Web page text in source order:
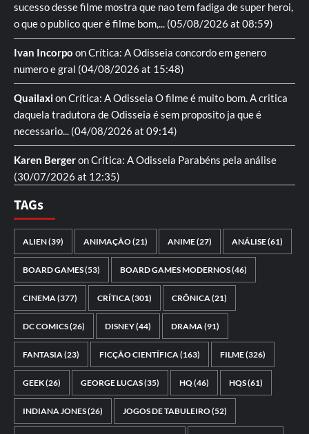
sucesso desse filme mostra que nao tem fadiga de super heroi,
o que o publico quer é filme bom,... (05/08/2026 at 08:59)
Ivan Incorpo onCrítica: A Odisseia concordo em genero
numero e gral (04/08/2026 at 15:48)
QuailaxionCrítica: A Odisseia O filme é muito bom. A critica
daquela tradutora de Odisseia é sem proposito ja que é
necessario... (04/08/2026 at 09:14)
Karen BergeronCrítica: A Odisseia Parabéns pela análise
(30/07/2026 at 12:35)
TAGs
ALIEN(39) ANIMAÇÃO(21) ANIME(27) ANÁLISE(61)
BOARD GAMES(53) BOARD GAMES MODERNOS(46)
CINEMA(377) CRÍTICA(301) CRÔNICA(21)
DC COMICS(26) DISNEY(44) DRAMA(91)
FANTASIA(23) FICÇÃO CIENTÍFICA(163) FILME(326)
GEEK(26) GEORGE LUCAS(35) HQ(46) HQS(61)
INDIANA JONES(26) JOGOS DE TABULEIRO(52)